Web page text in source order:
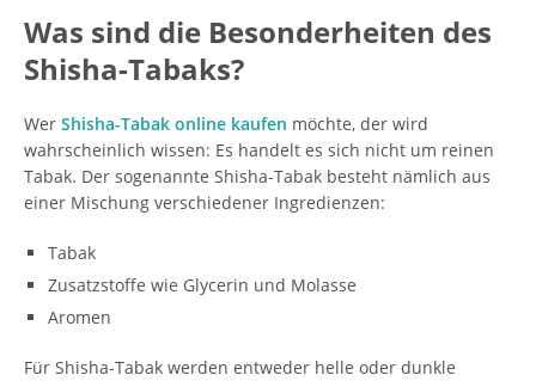
Was sind die Besonderheiten des
Shisha-Tabaks?
Wer Shisha-Tabak online kaufen möchte, der wird
wahrscheinlich wissen: Es handelt es sich nicht um reinen
Tabak. Der sogenannte Shisha-Tabak besteht nämlich aus
einer Mischung verschiedener Ingredienzen:
Tabak
Zusatzstoffe wie Glycerin und Molasse
Aromen
Für Shisha-Tabak werden entweder helle oder dunkle